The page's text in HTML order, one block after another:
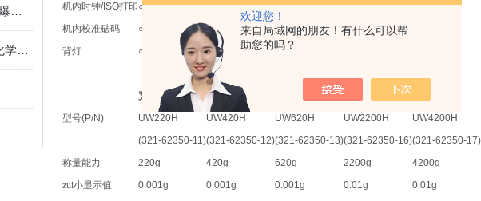
欢迎您！
来自局域网的朋友！有什么可以帮
助您的吗？
YUBO优宝XK3102-E0822防爆电子台称说明
配方秤是一种专门用于配制化学试剂或药品的仪器
机内时钟/ISO打印○ ○ ○
○
机内校准砝码
○ ○ ○
○
背灯
○ ○ ○
型号(P/N)
宽量程型
UW220H
UW420H UW620H UW2200H
UW4200H
(321-62350-11)(321-62350-12)(321-62350-13)(321-62350-16)(321-62350-17)
称量能力
220g 420g 620g 2200g
4200g
zui小显示值
0.001g 0.001g 0.001g 0.01g
0.01g